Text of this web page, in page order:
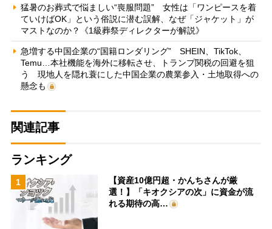
猛暑のお葬式で悩ましい“喪服問題” 女性は「ワンピースを着
ていけばOK」という俗説に潜む誤解、なぜ「ジャケット」が
マストなのか？《1級葬祭ディレクターが解説》
急増する中国企業の“国籍ロンダリング” SHEIN、TikTok、
Temu…本社機能を海外に移転させ、トランプ関税の回避を狙
う 現地人を隠れ蓑にした中国企業の農業参入・土地取得への
懸念も
関連記事
ランキング
1
【資産10億円超・かんちさんが厳
選！】「キオクシアの次」に資金が流
れる期待の高…